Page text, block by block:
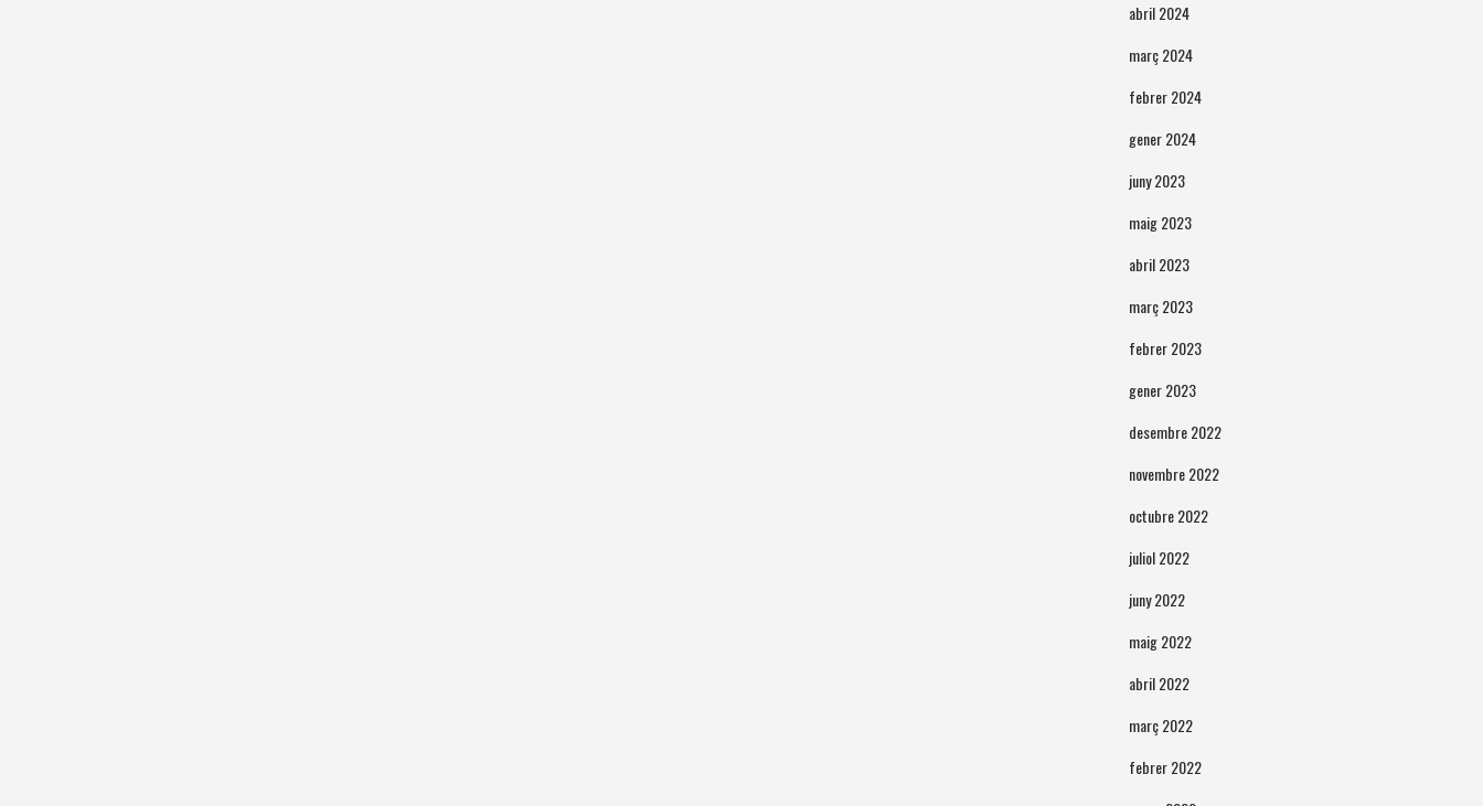
abril 2024
març 2024
febrer 2024
gener 2024
juny 2023
maig 2023
abril 2023
març 2023
febrer 2023
gener 2023
desembre 2022
novembre 2022
octubre 2022
juliol 2022
juny 2022
maig 2022
abril 2022
març 2022
febrer 2022